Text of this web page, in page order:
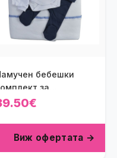
бебешки
за
с папионка
в бяло и
синьо (7 части)
Виж офертата →